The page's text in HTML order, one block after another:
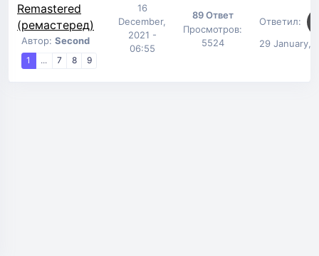
Remastered
(ремастеред)
Автор: Second
1 ... 7 8 9
16
December,
2021 -
06:55
89 Ответ
Просмотров:
5524
Ответил:
29 January,